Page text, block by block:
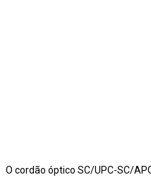
O cordão óptico SC/UPC-SC/